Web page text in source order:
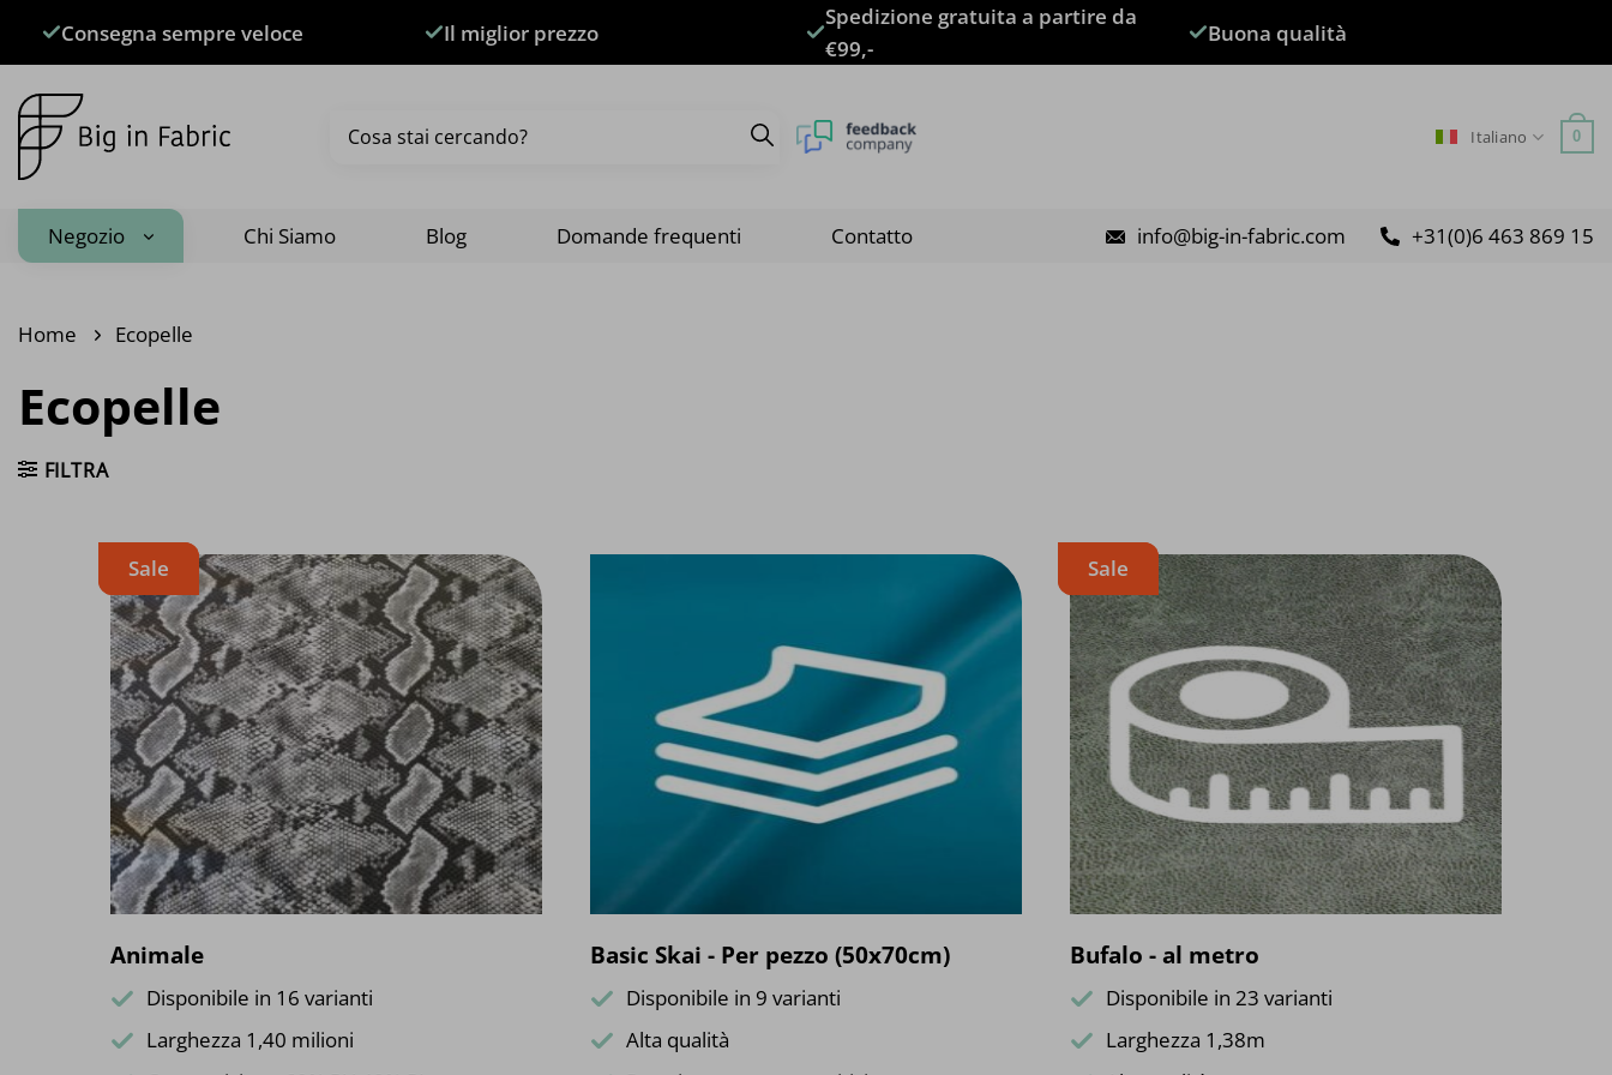
contenuti
Consegna sempre veloce Il miglior prezzo
Spedizione gratuita a partire da
€99,-
Buona qualità
Italiano 0
Negozio Chi Siamo Blog Domande frequenti Contatto info@big-in-fabric.com +31(0)6 463 869 15
Home Ecopelle
Ecopelle
FILTRA
Sale
Animale
Disponibile in 16 varianti
Larghezza 1,40 milioni
Basic Skai - Per pezzo (50x70cm)
Disponibile in 9 varianti
Alta qualità
Sale
Bufalo - al metro
Disponibile in 23 varianti
Larghezza 1,38m